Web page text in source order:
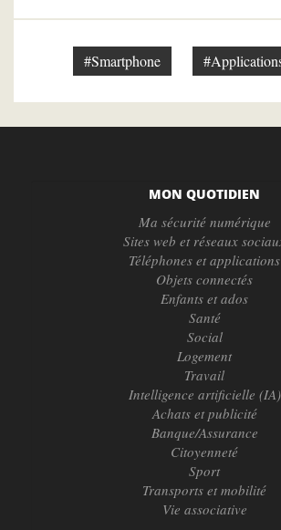
#Smartphone
MON QUOTIDIEN
Ma sécurité numérique
Sites web et réseaux
Téléphones et applications
Objets connectés
Enfants et ados
Santé
Social
Logement
Travail
Intelligence artificielle (IA)
Achats et publicité
Banque/Assurance
Citoyenneté
Sport
Transports et mobilité
Vie associative